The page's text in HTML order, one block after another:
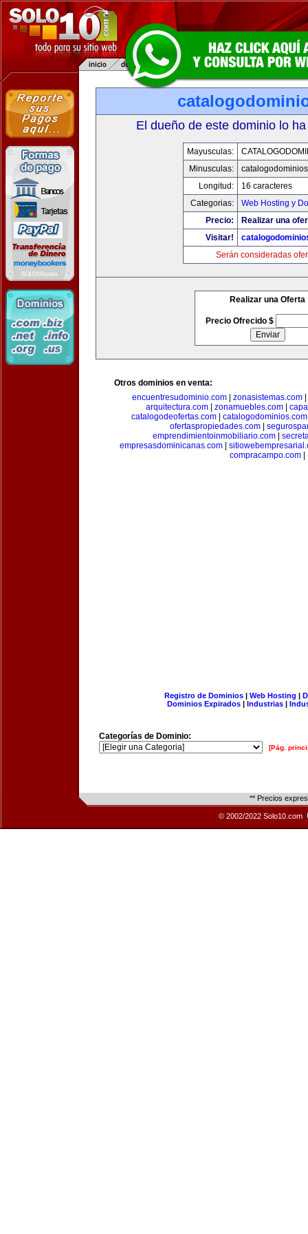
El dueño de este dominio lo
Mayusculas:
Minusculas:
Longitud:
16 caracteres
Categorias:
Web Hosting y
Precio:
Realizar una
Visitar!
Serán consideradas
Realizar una Oferta
Precio Ofrecido $
Otros dominios en venta:
encuentresudominio.com| zonasistemas.com|
arquitectura.com
zonamuebles.com
catalogodeofertas.com| catalogodominios.com
ofertaspropiedades.com|
emprendimientoinmobiliario.com|
empresasdominicanas.com|
compracampo.com
Registro de Dominios| Web Hosting |
Dominios Expirados | Industrias |
Categorías de Dominio:
[Pág.
** Precios
© 2002/2022 Solo10.com